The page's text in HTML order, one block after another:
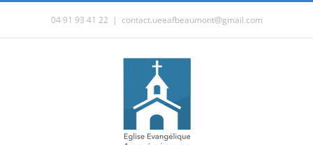
04 91 93 41 22 | contact.ueeafbeaumont@gmail.com